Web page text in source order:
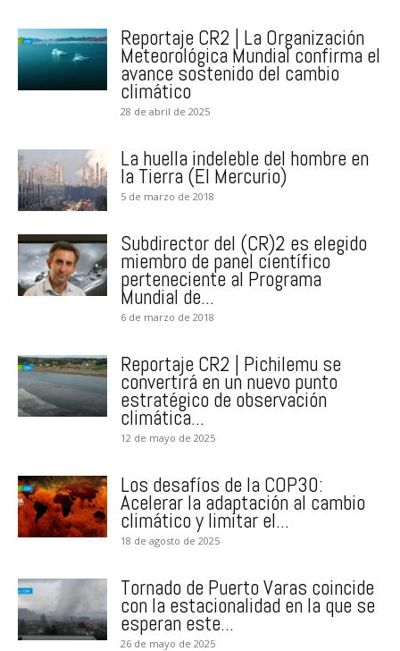
Reportaje CR2 | La Organización
Meteorológica Mundial confirma el
avance sostenido del cambio
climático
28 de abril de 2025
La huella indeleble del hombre en
la Tierra (El Mercurio)
5 de marzo de 2018
Subdirector del (CR)2 es elegido
miembro de panel científico
perteneciente al Programa
Mundial de...
6 de marzo de 2018
Reportaje CR2 | Pichilemu se
convertirá en un nuevo punto
estratégico de observación
climática...
12 de mayo de 2025
Los desafíos de la COP30:
Acelerar la adaptación al cambio
climático y limitar el...
18 de agosto de 2025
Tornado de Puerto Varas coincide
con la estacionalidad en la que se
esperan este...
26 de mayo de 2025